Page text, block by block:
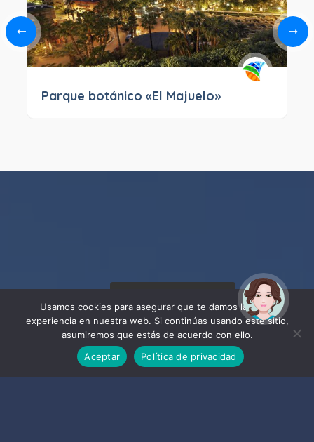
Parque botánico «El Majuelo»
Usamos cookies para asegurar que te damos la mejor
experiencia en nuestra web. Si continúas usando este sitio,
asumiremos que estás de acuerdo con ello.
Aceptar
Política de privacidad
¡Hola! Soy Noy. ¿Puedo
ayudarte?